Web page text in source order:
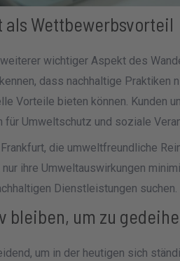
Wettbewerbsvorteil
wichtiger Aspekt des
dass nachhaltige Praktiken
Vorteile bieten können. Kunden
für Umweltschutz und soziale
die umweltfreundliche
ihre Umweltauswirkungen
Dienstleistungen suchen.
bleiben, um zu
um in der heutigen sich